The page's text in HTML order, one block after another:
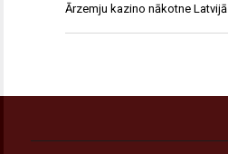
Ārzemju kazino nākotne Latvijā